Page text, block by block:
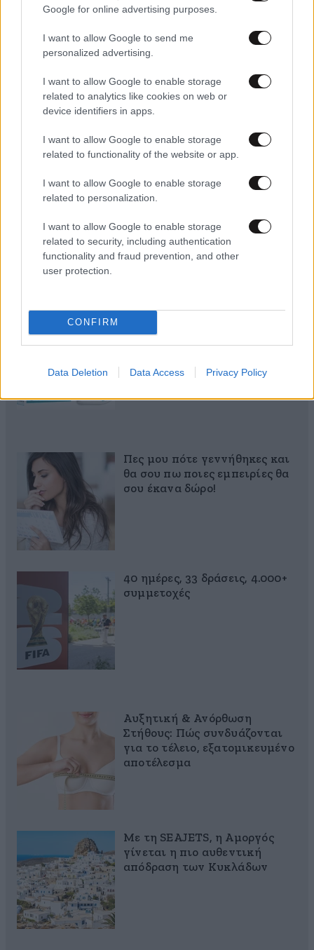
Google for online advertising purposes.
I want to allow Google to send me
personalized advertising.
I want to allow Google to enable storage
related to analytics like cookies on web or
device identifiers in apps.
I want to allow Google to enable storage
related to functionality of the website or app.
I want to allow Google to enable storage
related to personalization.
I want to allow Google to enable storage
related to security, including authentication
functionality and fraud prevention, and other
user protection.
CONFIRM
Data Deletion Data Access Privacy Policy
Εργοθεραπεία,
Λογοθεραπεία; Οδηγός
σπουδών και επαγγελματικών
προοπτικών
αποτοξίνωση & την ορμονική
ισορροπία
Πες μου πότε γεννήθηκες και
θα σου πω ποιες εμπειρίες θα
σου έκανα δώρο!
40 ημέρες, 33 δράσεις, 4.000+
συμμετοχές
Αυξητική & Ανόρθωση
Στήθους: Πώς συνδυάζονται
για το τέλειο, εξατομικευμένο
αποτέλεσμα
Με τη SEAJETS, η Αμοργός
γίνεται η πιο αυθεντική
απόδραση των Κυκλάδων